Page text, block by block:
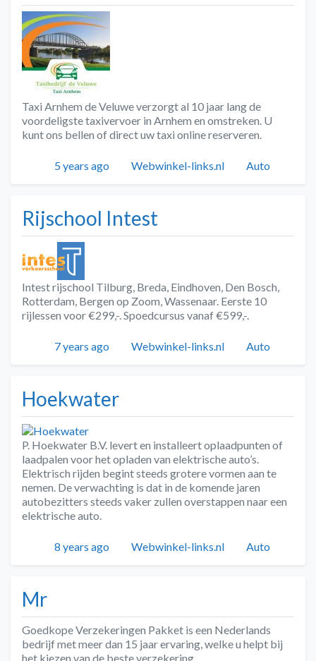
Taxi Arnhem de Veluwe verzorgt al 10 jaar lang de
voordeligste taxivervoer in Arnhem en omstreken. U
kunt ons bellen of direct uw taxi online reserveren.
Geplaatst
5 years ago Auteur
Webwinkel-links.nl Categorieën
Auto
Rijschool Intest
Intest rijschool Tilburg, Breda, Eindhoven, Den Bosch,
Rotterdam, Bergen op Zoom, Wassenaar. Eerste 10
rijlessen voor €299,-. Spoedcursus vanaf €599,-.
Geplaatst
7 years ago Auteur
Webwinkel-links.nl Categorieën
Auto
Hoekwater
P. Hoekwater B.V. levert en installeert oplaadpunten of
laadpalen voor het opladen van elektrische auto’s.
Elektrisch rijden begint steeds grotere vormen aan te
nemen. De verwachting is dat in de komende jaren
autobezitters steeds vaker zullen overstappen naar een
elektrische auto.
Geplaatst
8 years ago Auteur
Webwinkel-links.nl Categorieën
Auto
Mr
Goedkope Verzekeringen Pakket is een Nederlands
bedrijf met meer dan 15 jaar ervaring, welke u helpt bij
het kiezen van de beste verzekering.